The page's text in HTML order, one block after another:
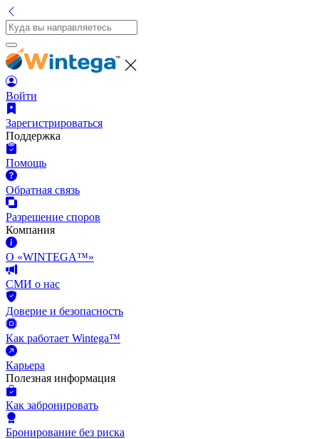
Войти
Зарегистрироваться
Поддержка
Помощь
Обратная связь
Разрешение споров
Компания
О «WINTEGA™»
СМИ о нас
Доверие и безопасность
Как работает Wintega™
Карьера
Полезная информация
Как забронировать
Бронирование без риска